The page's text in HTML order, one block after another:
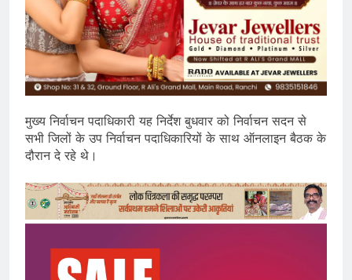
मुख्य निर्वाचन पदाधिकारी यह निर्देश बुधवार को निर्वाचन सदन से
सभी जिलों के उप निर्वाचन पदाधिकारियों के साथ ऑनलाइन बैठक के
दौरान दे रहे थे।